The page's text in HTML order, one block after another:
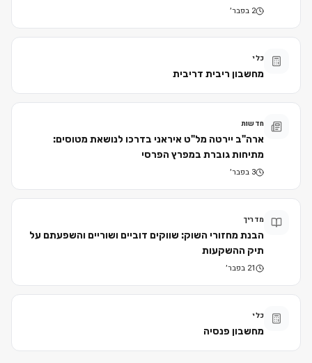
2 בפבר׳
כלי
מחשבון ריבית דריבית
חדשות
ארה"ב יירטה מל"ט איראני בדרכו לנושאת מטוסים:
מתיחות גוברת במפרץ הפרסי
3 בפבר׳
מדריך
הבנת מחזורי השוק: שווקים דוביים ושוריים והשפעתם על
תיק ההשקעות
21 בפבר׳
כלי
מחשבון פנסיה